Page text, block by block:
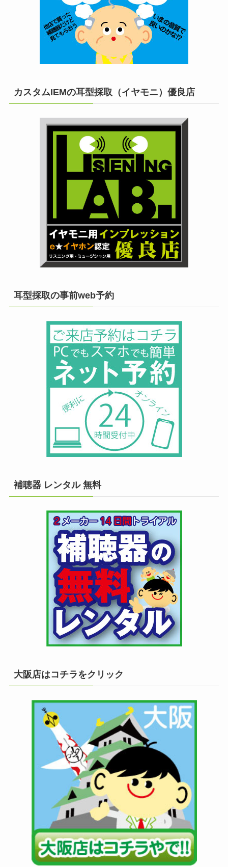
カスタムIEMの耳型採取（イヤモニ）優良店
耳型採取の事前web予約
補聴器 レンタル 無料
大阪店はコチラをクリック